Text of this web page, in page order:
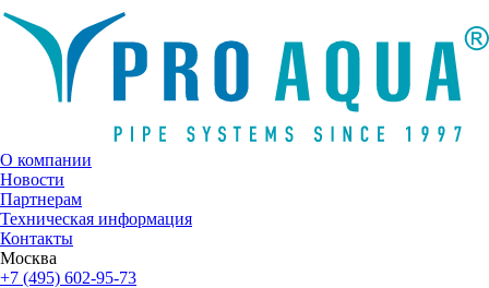
О компании
Новости
Партнерам
Техническая информация
Контакты
Москва
+7 (495) 602-95-73